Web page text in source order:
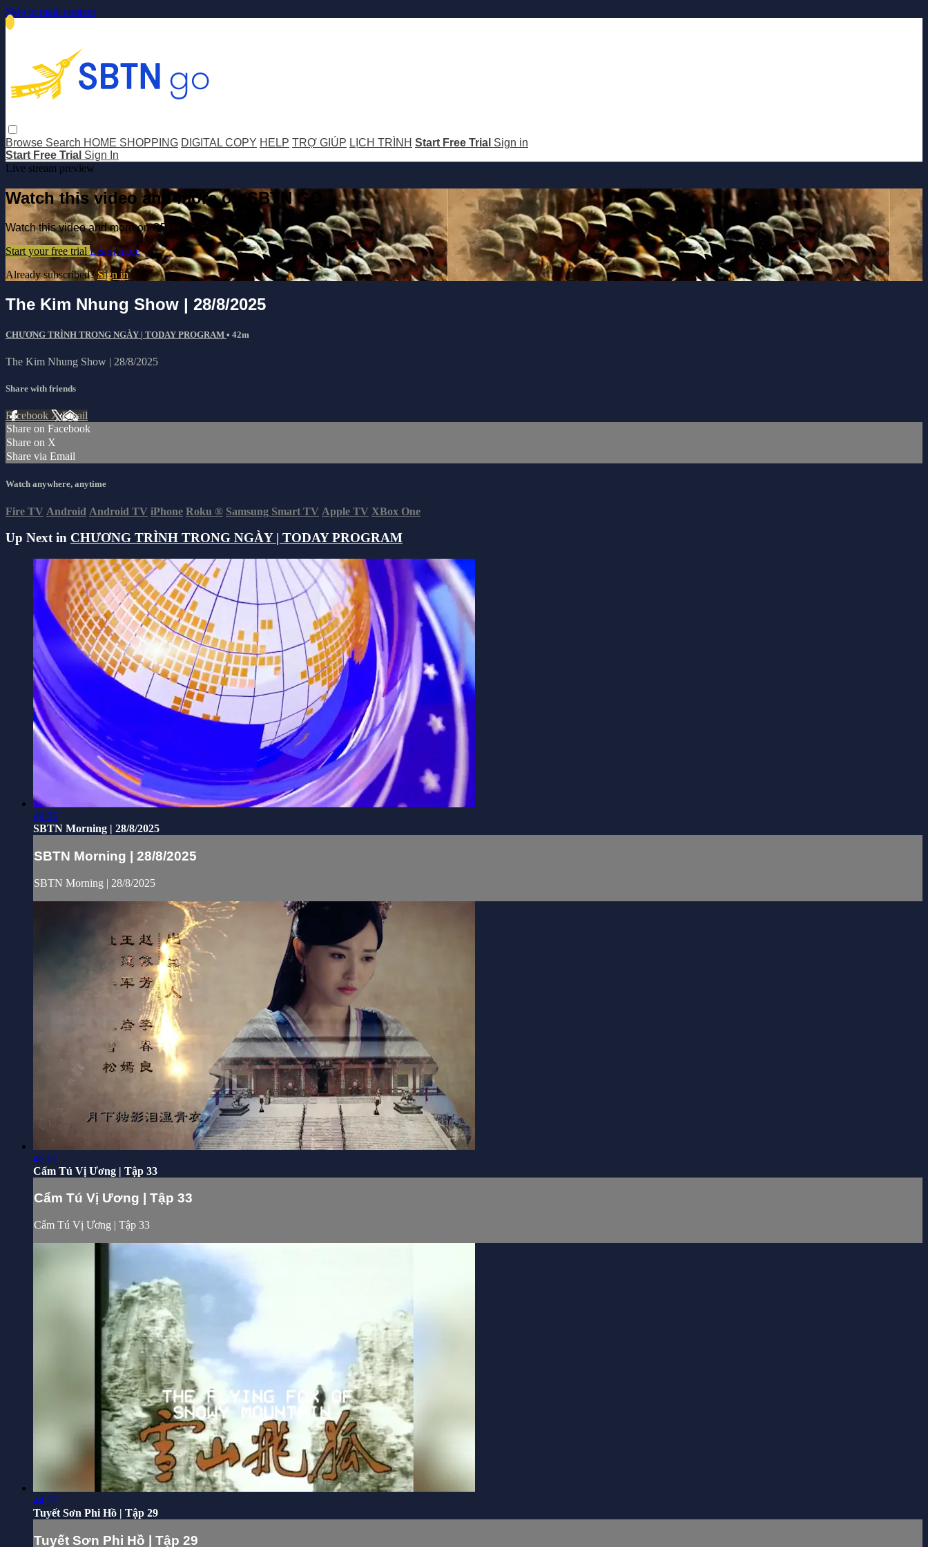
Skip to main content
Browse Search HOME SHOPPING DIGITAL COPY HELP TRỢ GIÚP LỊCH TRÌNH Start Free Trial Sign in
Start Free Trial Sign In
Live stream preview
Watch this video and more on SBTN GO
Watch this video and more on SBTN GO
Start your free trial Learn more
Already subscribed?Sign in
The Kim Nhung Show | 28/8/2025
CHƯƠNG TRÌNH TRONG NGÀY | TODAY PROGRAM • 42m
The Kim Nhung Show | 28/8/2025
Share with friends
Facebook XEmail
Share on Facebook
Share on X
Share via Email
Watch anywhere, anytime
Fire TV Android Android TV iPhone Roku ® Samsung Smart TV Apple TV XBox One
Up Next in CHƯƠNG TRÌNH TRONG NGÀY | TODAY PROGRAM
49:26
SBTN Morning | 28/8/2025
SBTN Morning | 28/8/2025
SBTN Morning | 28/8/2025
46:07
Cẩm Tú Vị Ương | Tập 33
Cẩm Tú Vị Ương | Tập 33
Cẩm Tú Vị Ương | Tập 33
44:57
Tuyết Sơn Phi Hồ | Tập 29
Tuyết Sơn Phi Hồ | Tập 29